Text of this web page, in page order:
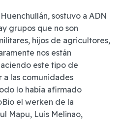
sostuvo a ADN
grupos que no son
hijos de agricultores,
nos están
este tipo de
a las comunidades
lo había afirmado
el werken de la
Mapu, Luis Melinao,